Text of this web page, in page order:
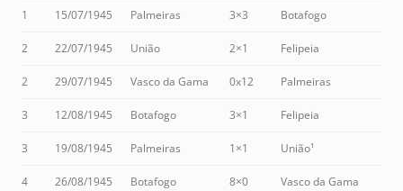
1 15/07/1945 Palmeiras 3×3 Botafogo
2 22/07/1945 União 2×1 Felipeia
2 29/07/1945 Vasco da Gama 0x12 Palmeiras
3 12/08/1945 Botafogo 3×1 Felipeia
3 19/08/1945 Palmeiras 1×1 União¹
4 26/08/1945 Botafogo 8×0 Vasco da Gama